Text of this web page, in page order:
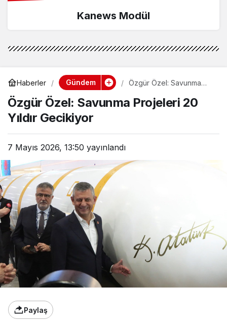
Kanews Modül
Haberler Gündem
Özgür Özel: Savunma
Gecikiyor
Özgür Özel: Savunma Projeleri 20
Yıldır Gecikiyor
7 Mayıs 2026, 13:50 yayınlandı
Paylaş